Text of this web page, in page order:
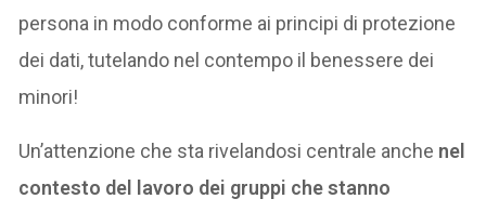
persona in modo conforme ai principi di protezione
dei dati, tutelando nel contempo il benessere dei
minori!
Un’attenzione che sta rivelandosi centrale anche nel
contesto del lavoro dei gruppi che stanno